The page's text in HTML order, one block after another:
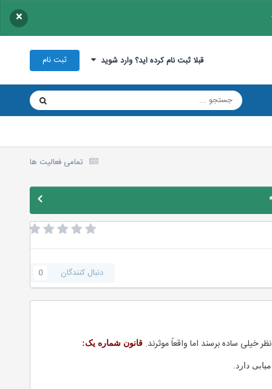
×
قبلا ثبت نام کرده اید؟ وارد شوید ثبت نام
تمامی فعالیت ها
دنبال کنندگان 0
خیلی ساده برسند اما واقعاً موثرند.قانون شماره یک:
دارد.